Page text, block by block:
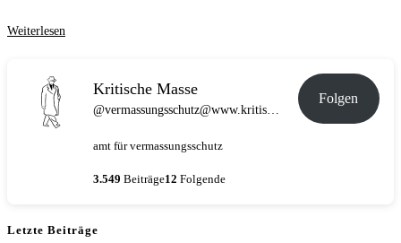
Weiterlesen
Schule
Kritische Masse
Folgen
amt für vermassungsschutz
3.549 Beiträge12 Folgende
Letzte Beiträge